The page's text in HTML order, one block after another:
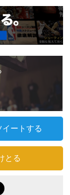
イートする
とる